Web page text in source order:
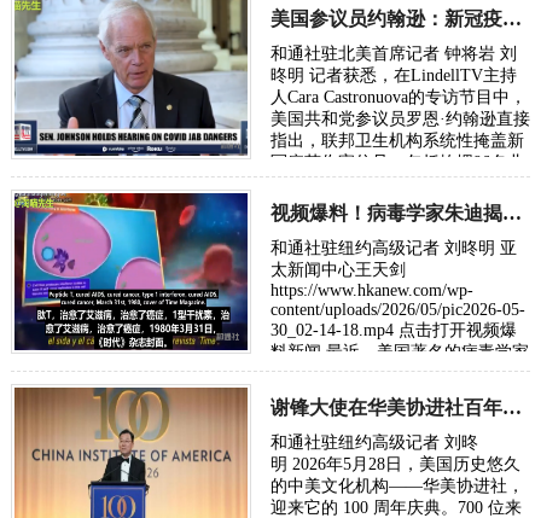
AI与信息技术负责人Eric …
美国参议员约翰逊：新冠疫苗推广是一生所见最大政府丑闻
和通社驻北美首席记者 钟将岩 刘
昸明 记者获悉，在LindellTV主持
人Cara Castronuova的专访节目中，
美国共和党参议员罗恩·约翰逊直接
指出，联邦卫生机构系统性掩盖新
冠疫苗伤害信号，包括掩埋96名儿
广是…
视频爆料！病毒学家朱迪揭露医疗资本隐瞒癌症和艾滋病治愈方法
和通社驻纽约高级记者 刘昸明 亚
太新闻中心王天剑
https://www.hkanew.com/wp-
content/uploads/2026/05/pic2026-05-
30_02-14-18.mp4 点击打开视频爆
料新闻 最近，美国著名的病毒学家
朱迪·米科维茨博士（Judy
Mikovits）公开发表视频爆…
谢锋大使在华美协进社百年庆典礼赞新时代东西方文明交流
和通社驻纽约高级记者 刘昸
明 2026年5月28日，美国历史悠久
的中美文化机构——华美协进社，
迎来它的 100 周年庆典。700 位来